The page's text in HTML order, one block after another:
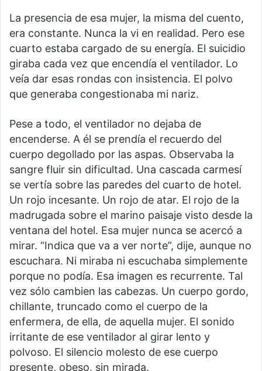
La presencia de esa mujer, la misma del cuento,
era constante. Nunca la vi en realidad. Pero ese
cuarto estaba cargado de su energía. El suicidio
giraba cada vez que encendía el ventilador. Lo
veía dar esas rondas con insistencia. El polvo
que generaba congestionaba mi nariz.
Pese a todo, el ventilador no dejaba de
encenderse. A él se prendía el recuerdo del
cuerpo degollado por las aspas. Observaba la
sangre fluir sin dificultad. Una cascada carmesí
se vertía sobre las paredes del cuarto de hotel.
Un rojo incesante. Un rojo de atar. El rojo de la
madrugada sobre el marino paisaje visto desde la
ventana del hotel. Esa mujer nunca se acercó a
mirar. “Indica que va a ver norte”, dije, aunque no
escuchara. Ni miraba ni escuchaba simplemente
porque no podía. Esa imagen es recurrente. Tal
vez sólo cambien las cabezas. Un cuerpo gordo,
chillante, truncado como el cuerpo de la
enfermera, de ella, de aquella mujer. El sonido
irritante de ese ventilador al girar lento y
polvoso. El silencio molesto de ese cuerpo
presente, obeso, sin mirada.